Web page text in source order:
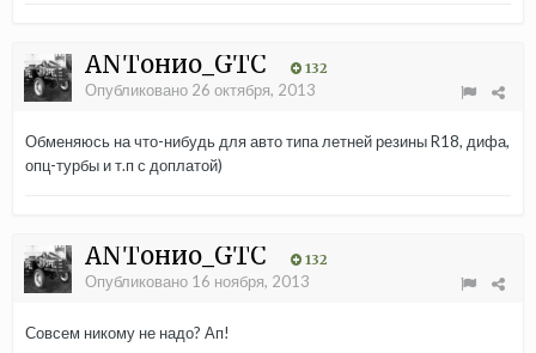
ANTонио_GTC 132
Опубликовано 26 октября, 2013
Обменяюсь на что-нибудь для авто типа летней резины R18, дифа,
опц-турбы и т.п с доплатой)
ANTонио_GTC 132
Опубликовано 16 ноября, 2013
Совсем никому не надо? Ап!